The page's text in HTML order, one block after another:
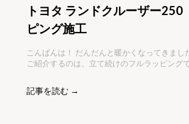
トヨタ ランドクルーザー
ピング施工
こんばんは！ だんだんと暖かくなってきましたね(*^^*) 本日
ご紹介するのは、立て続けのフルラッピングです！
ィションで、丸目のヘッドライトがかっこいい
ワイトのボディから、グリーン系の色にイメ
記事を読む →